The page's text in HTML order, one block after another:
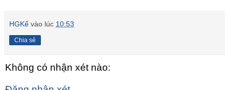
HGKế vào lúc 10:53
Chia sẻ
Không có nhận xét nào: